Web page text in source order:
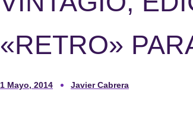
«RETRO»
1 Mayo, 2014 Javier Cabrera